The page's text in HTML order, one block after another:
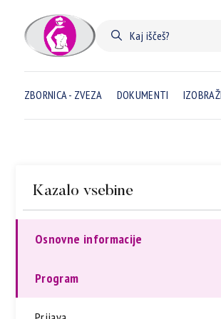
ZBORNICA - ZVEZA DOKUMENTI
Kazalo vsebine
Osnovne informacije
Program